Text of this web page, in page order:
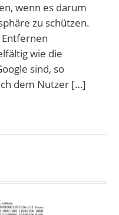
wenn es darum
zu schützen.
Entfernen
wie die
sind, so
dem Nutzer […]